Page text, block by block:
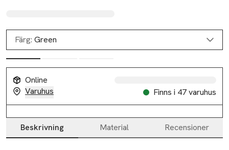
Färg: Green
Online
Varuhus
Finns i 47 varuhus
Beskrivning Material Recensioner